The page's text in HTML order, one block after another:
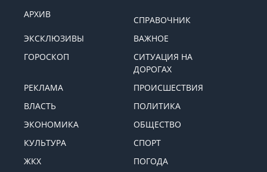
АРХИВ
СПРАВОЧНИК
ЭКСКЛЮЗИВЫ
ВАЖНОЕ
ГОРОСКОП
СИТУАЦИЯ НА
ДОРОГАХ
РЕКЛАМА
ПРОИСШЕСТВИЯ
ВЛАСТЬ
ПОЛИТИКА
ЭКОНОМИКА
ОБЩЕСТВО
КУЛЬТУРА
СПОРТ
ЖКХ
ПОГОДА